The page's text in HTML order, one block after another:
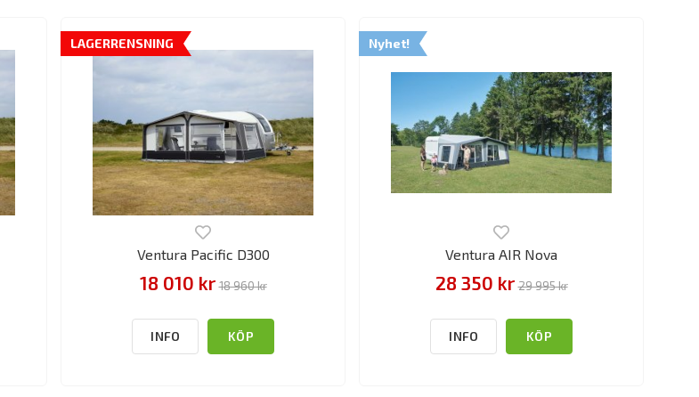
LAGERRENSNING
Ventura Pacific D300
18 010 kr 18 960 kr
INFO KÖP
Nyhet!
Ventura AIR Nova
28 350 kr 29 995 kr
INFO KÖP